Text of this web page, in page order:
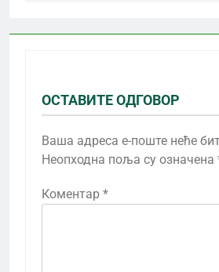
ОСТАВИТЕ ОДГОВОР
Ваша адреса е-поште неће
Неопходна поља су означена
Коментар *